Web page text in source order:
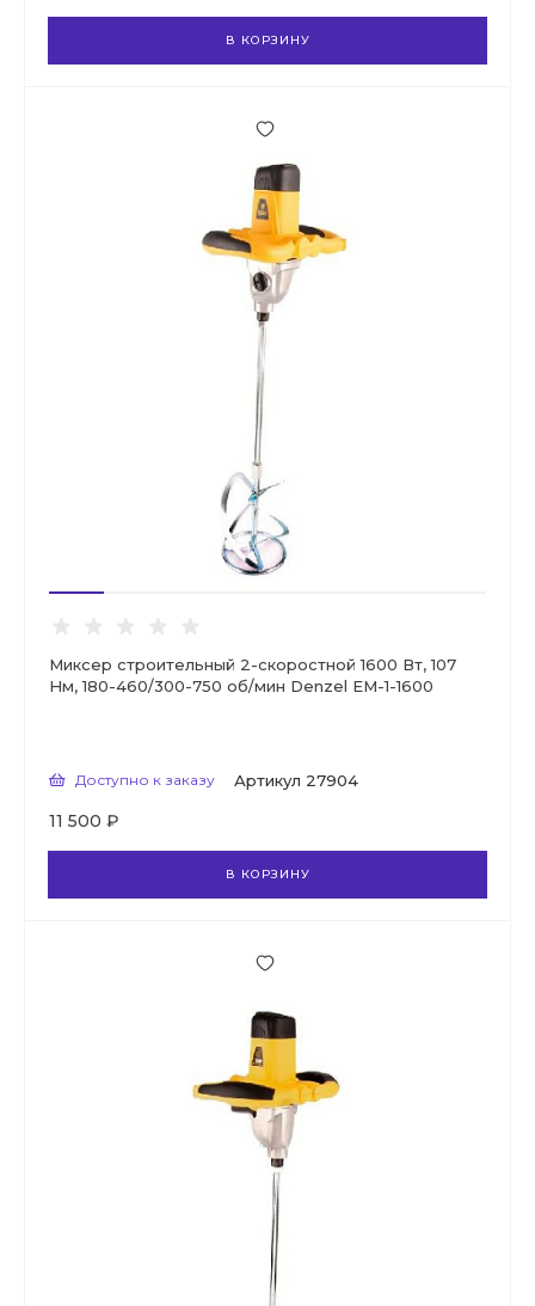
В КОРЗИНУ
Миксер строительный 2-скоростной 1600 Вт, 107
Нм, 180-460/300-750 об/мин Denzel EM-1-1600
Доступно к заказу Артикул 27904
11 500 ₽
В КОРЗИНУ